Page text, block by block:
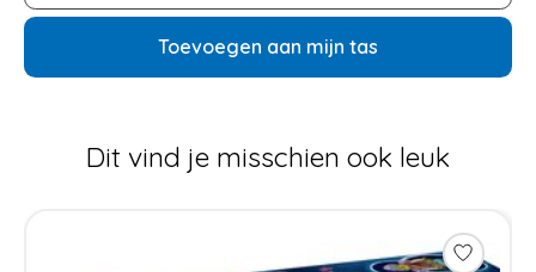
Toevoegen aan mijn tas
Dit vind je misschien ook leuk